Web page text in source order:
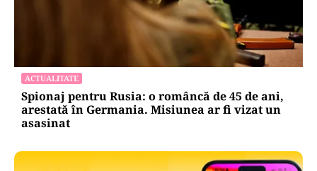
ACTUALITATE
Spionaj pentru Rusia: o româncă de 45 de ani,
arestată în Germania. Misiunea ar fi vizat un
asasinat